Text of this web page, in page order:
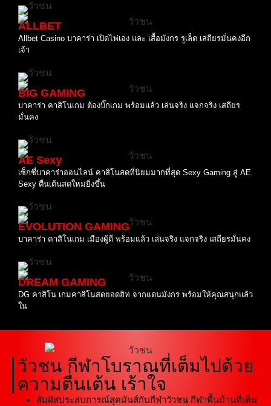
ALLBET
Allbet Casino บาคาร่า เปิดไพ่เอง และ เสื้อมังกร รูเล็ต เสถียรมั่นคงอีก
เจ้า
BIG GAMING
บาคาร่า คาสิโนเกม ต้องบิ๊กเกม พร้อมแล้ว เล่นจริง แจกจริง เสถียร
มั่นคง
AE Sexy
เซ็กซี่บาคาร่าออนไลน์ คาสิโนสดที่นิยมมากที่สุด Sexy Gaming สู่ AE
Sexy ตื่นเต้นสดใหม่ยิ่งขึ้น
EVOLUTION GAMING
บาคาร่า คาสิโนเกม เมืองผู้ดี พร้อมแล้ว เล่นจริง แจกจริง เสถียรมั่นคง
DREAM GAMING
DG คาสิโน เกมคาสิโนสดยอดฮิท จากแดนมังกร พร้อมให้คุณสนุกแล้ว
ใน
วัวชน กีฬาโบราณที่เต็มไปด้วย
ความตื่นเต้น เร้าใจ
สัมผัสประสบการณ์สุดมันส์กับกีฬาวัวชน กีฬาพื้นบ้านที่เต็ม